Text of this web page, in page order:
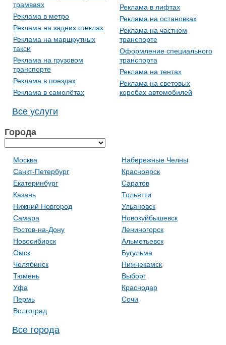
трамваях
Реклама в метро
Реклама на задних стеклах
Реклама на маршрутных
такси
Реклама на грузовом
транспорте
Реклама в поездах
Реклама в самолётах
Реклама в лифтах
Реклама на остановках
Реклама на частном
транспорте
Оформление специального
транспорта
Реклама на тентах
Реклама на световых
коробах автомобилей
Все услуги
Города
Москва
Санкт-Петербург
Екатеринбург
Казань
Нижний Новгород
Самара
Ростов-на-Дону
Новосибирск
Омск
Челябинск
Тюмень
Уфа
Пермь
Волгоград
Набережные Челны
Красноярск
Саратов
Тольятти
Ульяновск
Новокуйбышевск
Лениногорск
Альметьевск
Бугульма
Нижнекамск
Выборг
Краснодар
Сочи
Все города